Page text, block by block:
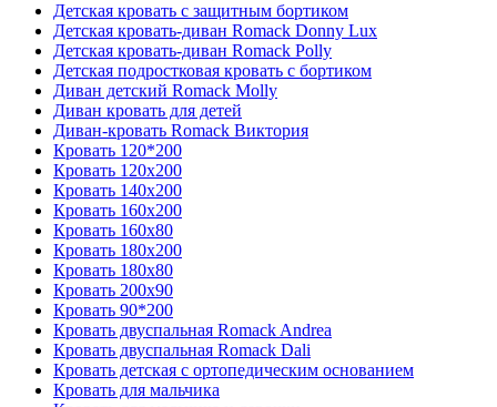
Детская кровать с защитным бортиком
Детская кровать-диван Romack Donny Lux
Детская кровать-диван Romack Polly
Детская подростковая кровать с бортиком
Диван детский Romack Molly
Диван кровать для детей
Диван-кровать Romack Виктория
Кровать 120*200
Кровать 120x200
Кровать 140x200
Кровать 160x200
Кровать 160x80
Кровать 180x200
Кровать 180x80
Кровать 200x90
Кровать 90*200
Кровать двуспальная Romack Andrea
Кровать двуспальная Romack Dali
Кровать детская с ортопедическим основанием
Кровать для мальчика